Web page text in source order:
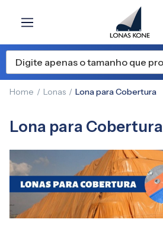
Home Lonas Lona para Cobertura
Lona para Cobertura